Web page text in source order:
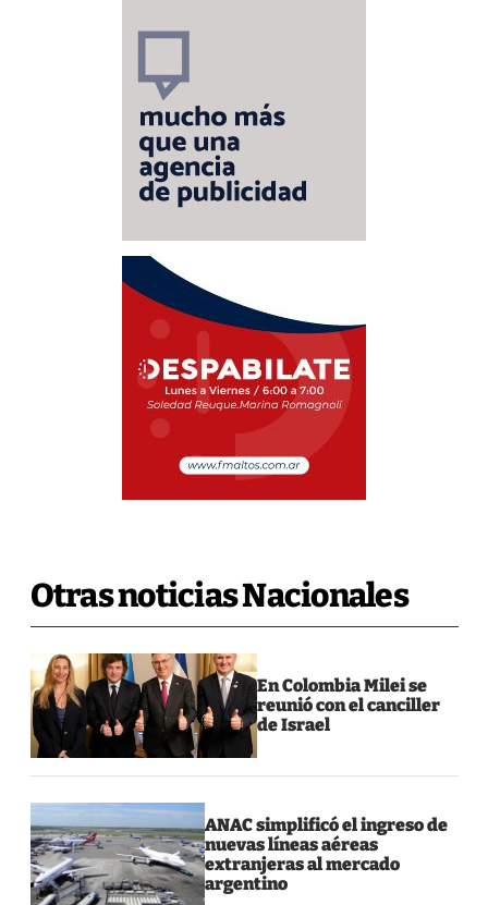
Otras noticias Nacionales
En Colombia Milei se
reunió con el canciller
de Israel
ANAC simplificó el ingreso de
nuevas líneas aéreas
extranjeras al mercado
argentino